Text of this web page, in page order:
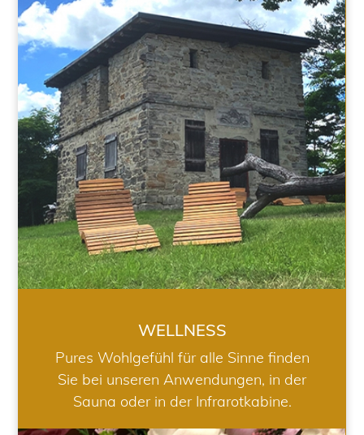
WELLNESS
WELLNESS
Pures Wohlgefühl für alle Sinne finden
Sie bei unseren Anwendungen, in der
Sauna oder in der Infrarotkabine.